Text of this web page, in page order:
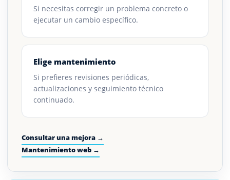
Si necesitas corregir un problema concreto o
ejecutar un cambio específico.
Elige mantenimiento
Si prefieres revisiones periódicas,
actualizaciones y seguimiento técnico
continuado.
Consultar una mejora →
Mantenimiento web →